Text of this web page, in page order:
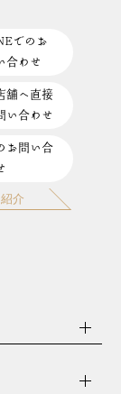
でのお
合わせ
舗へ直接
い合わせ
お問い合
介